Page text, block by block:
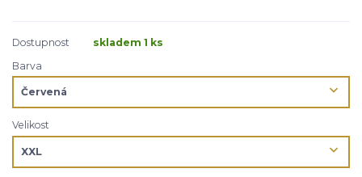
Dostupnost
skladem 1 ks
Barva
Velikost